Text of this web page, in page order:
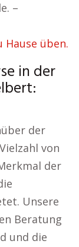
–
üben.
in der
der
von
der
Unsere
Beratung
und die